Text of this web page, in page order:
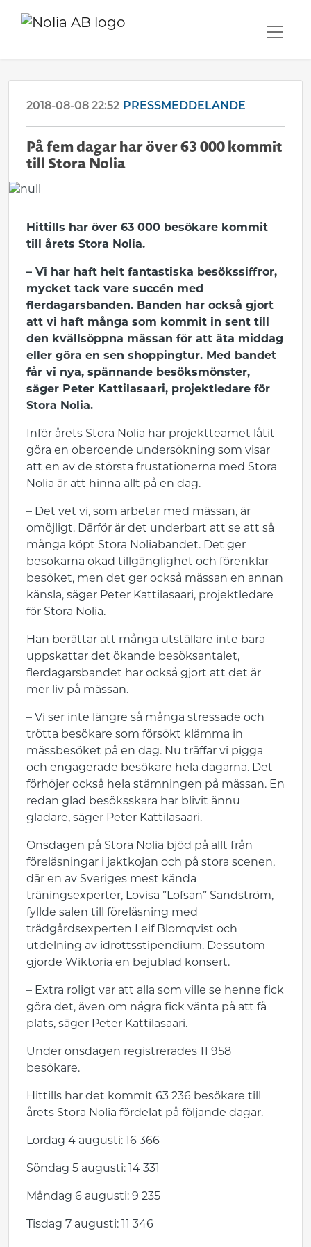
2018-08-08 22:52 PRESSMEDDELANDE
På fem dagar har över 63 000 kommit
till Stora Nolia
Hittills har över 63 000 besökare kommit
till årets Stora Nolia.
– Vi har haft helt fantastiska besökssiffror,
mycket tack vare succén med
flerdagarsbanden. Banden har också gjort
att vi haft många som kommit in sent till
den kvällsöppna mässan för att äta middag
eller göra en sen shoppingtur. Med bandet
får vi nya, spännande besöksmönster,
säger Peter Kattilasaari, projektledare för
Stora Nolia.
Inför årets Stora Nolia har projektteamet låtit
göra en oberoende undersökning som visar
att en av de största frustationerna med Stora
Nolia är att hinna allt på en dag.
– Det vet vi, som arbetar med mässan, är
omöjligt. Därför är det underbart att se att så
många köpt Stora Noliabandet. Det ger
besökarna ökad tillgänglighet och förenklar
besöket, men det ger också mässan en annan
känsla, säger Peter Kattilasaari, projektledare
för Stora Nolia.
Han berättar att många utställare inte bara
uppskattar det ökande besöksantalet,
flerdagarsbandet har också gjort att det är
mer liv på mässan.
– Vi ser inte längre så många stressade och
trötta besökare som försökt klämma in
mässbesöket på en dag. Nu träffar vi pigga
och engagerade besökare hela dagarna. Det
förhöjer också hela stämningen på mässan. En
redan glad besöksskara har blivit ännu
gladare, säger Peter Kattilasaari.
Onsdagen på Stora Nolia bjöd på allt från
föreläsningar i jaktkojan och på stora scenen,
där en av Sveriges mest kända
träningsexperter, Lovisa ”Lofsan” Sandström,
fyllde salen till föreläsning med
trädgårdsexperten Leif Blomqvist och
utdelning av idrottsstipendium. Dessutom
gjorde Wiktoria en bejublad konsert.
– Extra roligt var att alla som ville se henne fick
göra det, även om några fick vänta på att få
plats, säger Peter Kattilasaari.
Under onsdagen registrerades 11 958
besökare.
Hittills har det kommit 63 236 besökare till
årets Stora Nolia fördelat på följande dagar.
Lördag 4 augusti: 16 366
Söndag 5 augusti: 14 331
Måndag 6 augusti: 9 235
Tisdag 7 augusti: 11 346